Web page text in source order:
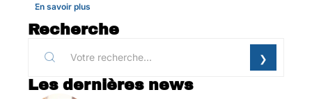
En savoir plus
Recherche
Les dernières news